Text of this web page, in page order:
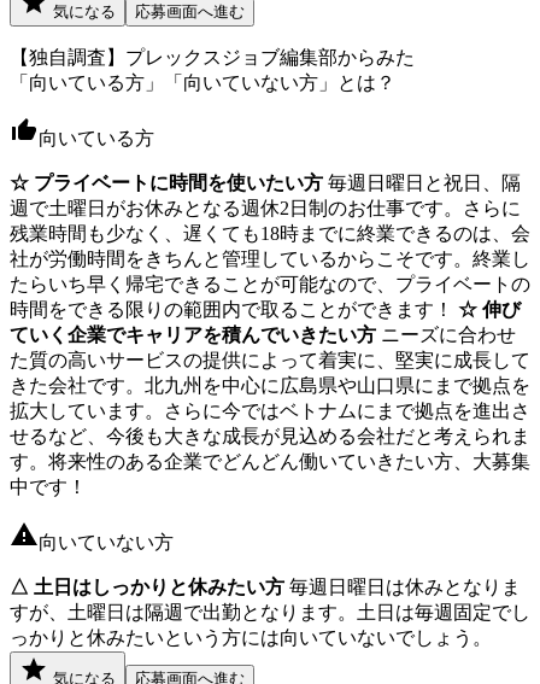
気になる 応募画面へ進む
【独自調査】プレックスジョブ編集部からみた
「向いている方」「向いていない方」とは？
向いている方
☆ プライベートに時間を使いたい方 毎週日曜日と祝日、隔
週で土曜日がお休みとなる週休2日制のお仕事です。さらに
残業時間も少なく、遅くても18時までに終業できるのは、会
社が労働時間をきちんと管理しているからこそです。終業し
たらいち早く帰宅できることが可能なので、プライベートの
時間をできる限りの範囲内で取ることができます！ ☆ 伸び
ていく企業でキャリアを積んでいきたい方 ニーズに合わせ
た質の高いサービスの提供によって着実に、堅実に成長して
きた会社です。北九州を中心に広島県や山口県にまで拠点を
拡大しています。さらに今ではベトナムにまで拠点を進出さ
せるなど、今後も大きな成長が見込める会社だと考えられま
す。将来性のある企業でどんどん働いていきたい方、大募集
中です！
向いていない方
△ 土日はしっかりと休みたい方 毎週日曜日は休みとなりま
すが、土曜日は隔週で出勤となります。土日は毎週固定でし
っかりと休みたいという方には向いていないでしょう。
気になる 応募画面へ進む